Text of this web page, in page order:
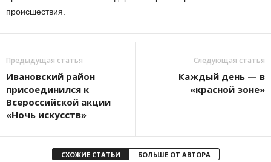
происшествия.
Предыдущая статья
Ивановский район
присоединился к
Всероссийской акции
«Ночь искусств»
Следующая статья
Каждый день — в
«красной зоне»
СХОЖИЕ СТАТЬИ БОЛЬШЕ ОТ АВТОРА